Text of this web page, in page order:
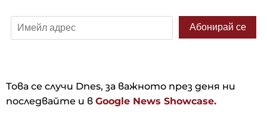
Това се случи Dnes, за важното през деня ни
последвайте и в Google News Showcase.